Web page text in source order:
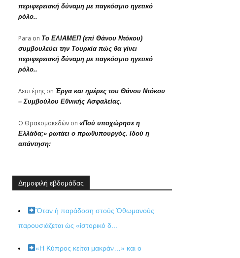
περιφερειακή δύναμη με παγκόσμιο ηγετικό
ρόλο..
Para on Το ΕΛΙΑΜΕΠ (επί Θάνου Ντόκου)
συμβουλεύει την Τουρκία πώς θα γίνει
περιφερειακή δύναμη με παγκόσμιο ηγετικό
ρόλο..
Λευτέρης on Έργα και ημέρες του Θάνου Ντόκου
– Συμβούλου Εθνικής Ασφαλείας.
Ο Θρακομακεδών on «Πού υποχώρησε η
Ελλάδα;» ρωτάει ο πρωθυπουργός. Ιδού η
απάντηση:
Δημοφιλή εβδομάδας
Ὅταν ἡ παράδοση στούς Ὀθωμανούς
παρουσιάζεται ὡς «ἱστορικό δ...
«Η Κύπρος κείται μακράν…» και ο